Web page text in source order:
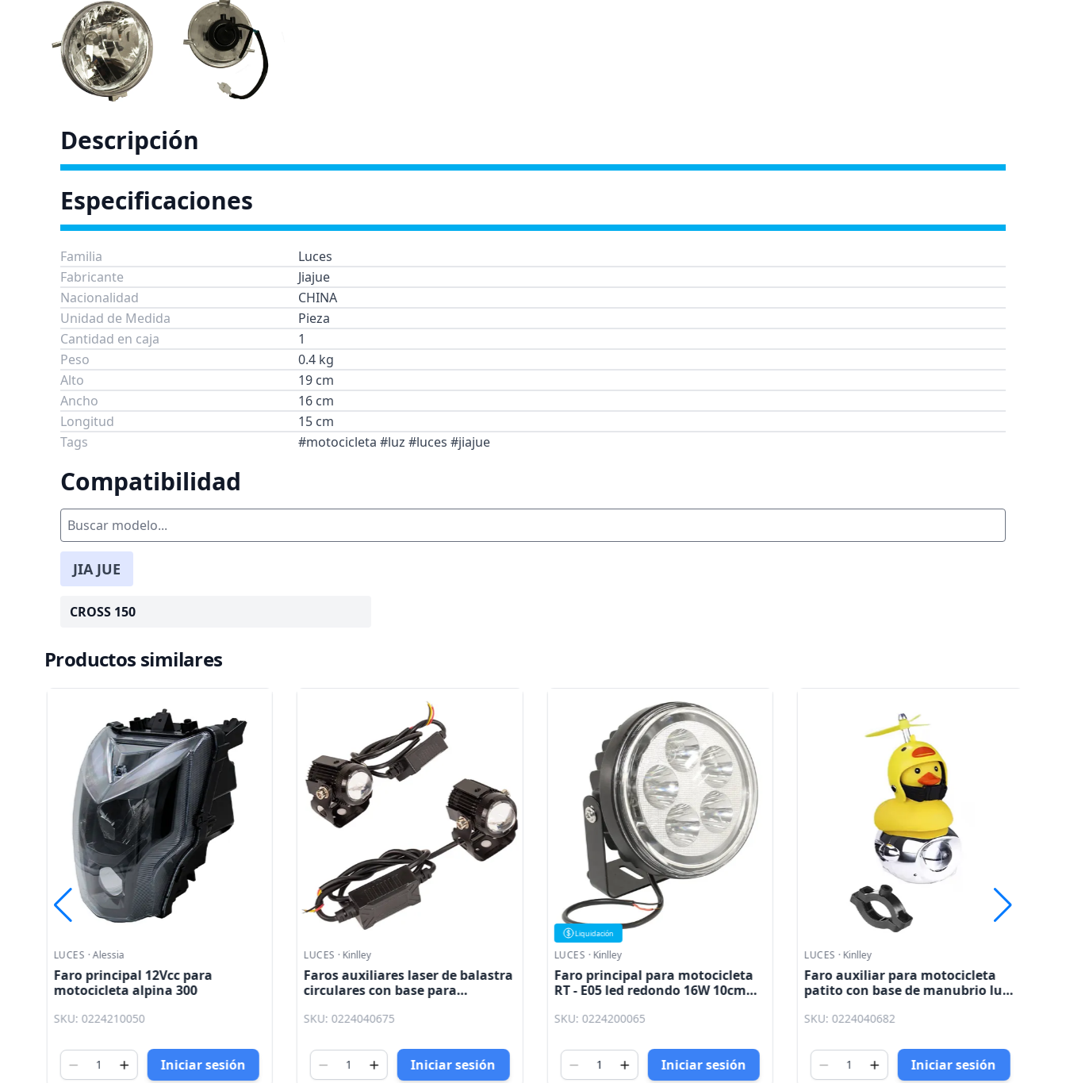
Descripción
Especificaciones
Familia
Luces
Fabricante
Jiajue
Nacionalidad
CHINA
Unidad de Medida
Pieza
Cantidad en caja
1
Peso
0.4 kg
Alto
19 cm
Ancho
16 cm
Longitud
15 cm
Tags
#motocicleta #luz #luces #jiajue
Compatibilidad
JIA JUE
CROSS 150
Productos similares
LUCES·Alessia
Faro principal 12Vcc para
motocicleta alpina 300
SKU: 0224210050
Iniciar sesión
LUCES·Kinlley
Faros auxiliares laser de balastra
circulares con base para
Kinlley
SKU: 0224040675
Iniciar sesión
Liquidación
LUCES·Kinlley
Faro principal para motocicleta
RT - E05 led redondo 16W 10cm
SKU: 0224200065
Iniciar sesión
LUCES·Kinlley
Faro auxiliar para motocicleta
patito con base de manubrio luz
SKU: 0224040682
Iniciar sesión